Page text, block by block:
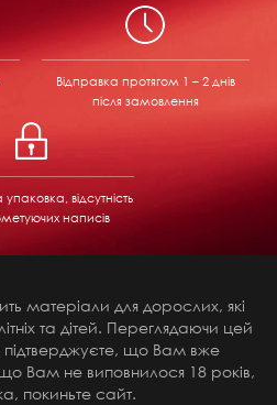
Відправка протягом 1 – 2 днів
після замовлення
відсутність
написів
матеріали для дорослих, які
та дітей. Переглядаючи цей
що Вам вже
Вам не виповнилося 18 років,
покиньте сайт.